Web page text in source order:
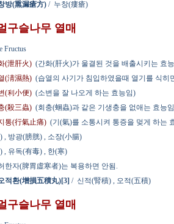
방(熏漏瘡方) / 누창(瘻瘡)
구슬나무 열매
Fructus
(泄肝火) (간화(肝火)가 울결된 것을 배출시키는 효
(淸濕熱) (습열의 사기가 침입하였을때 열기를 식히
(利小便) (소변을 잘 나오게 하는 효능임)
(殺三蟲) (회충(蛔蟲)과 같은 기생충을 없애는 효능
통(行氣止痛) (기(氣)를 소통시켜 통증을 멎게 하는
, 방광(膀胱) , 소장(小腸)
, 유독(有毒) , 한(寒)
한자(脾胃虛寒者)는 복용하면 안됨.
적환(增損五積丸)[3] / 신적(腎積) , 오적(五積)
구슬나무 열매